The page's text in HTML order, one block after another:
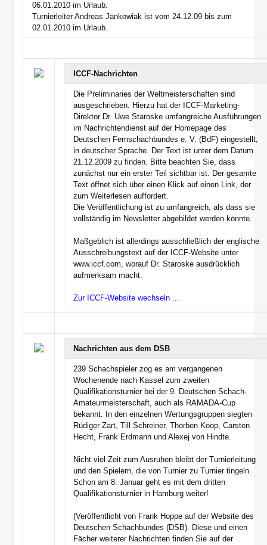
06.01.2010 im Urlaub.
Turnierleiter Andreas Jankowiak ist vom 24.12.09 bis zum
02.01.2010 im Urlaub.
ICCF-Nachrichten
Die Preliminaries der Weltmeisterschaften sind
ausgeschrieben. Hierzu hat der ICCF-Marketing-
Direktor Dr. Uwe Staroske umfangreiche Ausführungen
im Nachrichtendienst auf der Homepage des
Deutschen Fernschachbundes e. V. (BdF) eingestellt,
in deutscher Sprache. Der Text ist unter dem Datum
21.12.2009 zu finden. Bitte beachten Sie, dass
zunächst nur ein erster Teil sichtbar ist. Der gesamte
Text öffnet sich über einen Klick auf einen Link, der
zum Weiterlesen auffordert.
Die Veröffentlichung ist zu umfangreich, als dass sie
vollständig im Newsletter abgebildet werden könnte.
Maßgeblich ist allerdings ausschließlich der englische
Ausschreibungstext auf der ICCF-Website unter
www.iccf.com, worauf Dr. Staroske ausdrücklich
aufmerksam macht.
Zur ICCF-Website wechseln ...
Nachrichten aus dem DSB
239 Schachspieler zog es am vergangenen
Wochenende nach Kassel zum zweiten
Qualifikationsturnier bei der 9. Deutschen Schach-
Amateurmeisterschaft, auch als RAMADA-Cup
bekannt. In den einzelnen Wertungsgruppen siegten
Rüdiger Zart, Till Schreiner, Thorben Koop, Carsten
Hecht, Frank Erdmann und Alexej von Hindte.
Nicht viel Zeit zum Ausruhen bleibt der Turnierleitung
und den Spielern, die von Turnier zu Turnier tingeln.
Schon am 8. Januar geht es mit dem dritten
Qualifikationsturnier in Hamburg weiter!
(Veröffentlicht von Frank Hoppe auf der Website des
Deutschen Schachbundes (DSB). Diese und einen
Fächer weiterer Nachrichten finden Sie auf der